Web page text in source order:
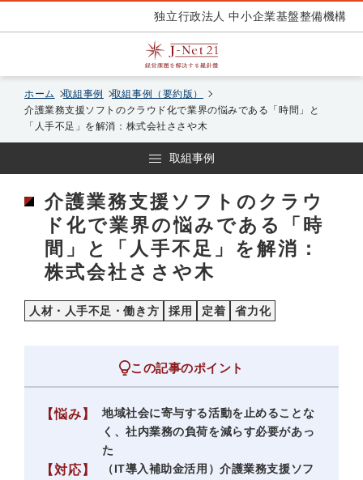
独立行政法人 中小企業基盤整備機構
ホーム 取組事例
取組事例（要約版）
介護業務支援ソフトのクラウド化で業界の悩みである「時間」と
「人手不足」を解消：株式会社ささや木
取組事例
介護業務支援ソフトのクラウ
ド化で業界の悩みである「時
間」と「人手不足」を解消：
株式会社ささや木
人材・人手不足・働き方 採用 定着 省力化
この記事のポイント
【悩み】
地域社会に寄与する活動を止めることな
く、社内業務の負荷を減らす必要があっ
た
【対応】
（IT導入補助金活用）介護業務支援ソフ